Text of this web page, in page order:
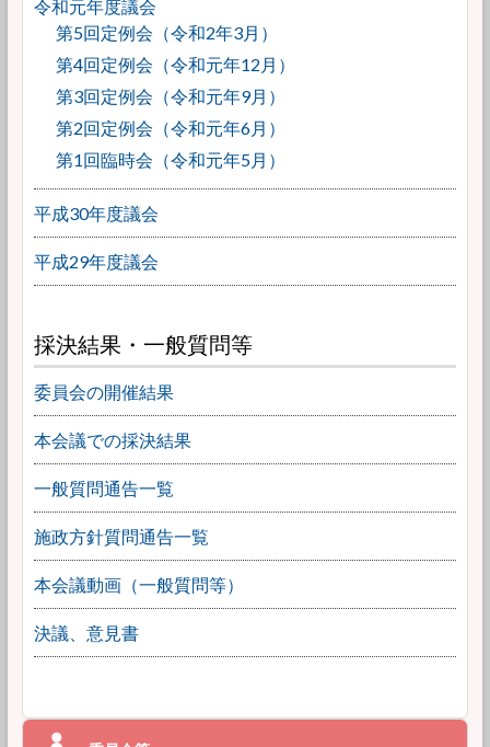
令和元年度議会
第5回定例会（令和2年3月）
第4回定例会（令和元年12月）
第3回定例会（令和元年9月）
第2回定例会（令和元年6月）
第1回臨時会（令和元年5月）
平成30年度議会
平成29年度議会
採決結果・一般質問等
委員会の開催結果
本会議での採決結果
一般質問通告一覧
施政方針質問通告一覧
本会議動画（一般質問等）
決議、意見書